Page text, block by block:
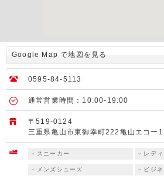
Google Map で地図を見る
0595-84-5113
通常営業時間：10:00-19:00
〒519-0124
三重県亀山市東御幸町222亀山エコー
スニーカー レデ
メンズシューズ ビジ